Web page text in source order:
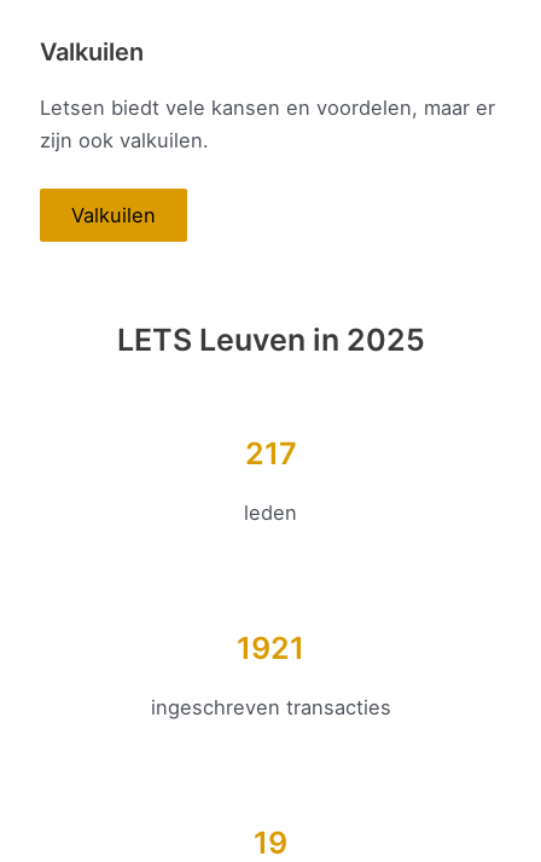
Valkuilen
Letsen biedt vele kansen en voordelen, maar er
zijn ook valkuilen.
Valkuilen
LETS Leuven in 2025
217
leden
1921
ingeschreven transacties
19